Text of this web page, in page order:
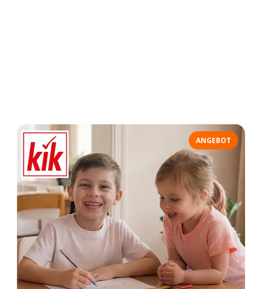
ANGEBOT